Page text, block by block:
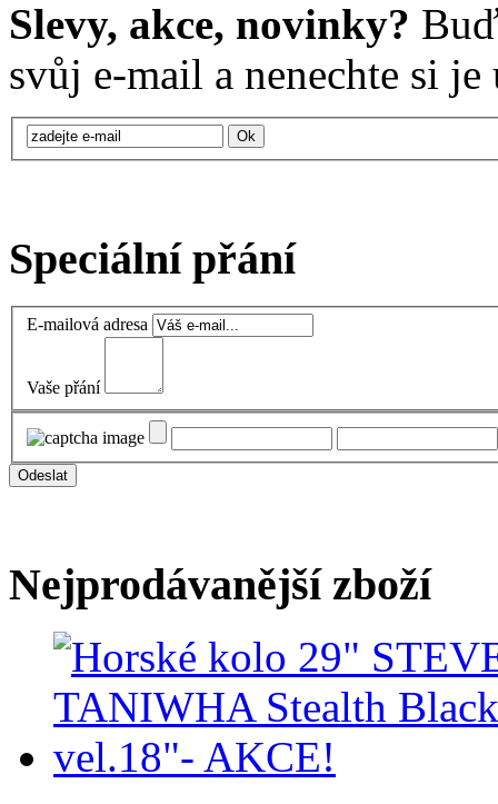
Slevy, akce, novinky?
svůj e-mail a nenechte si
Speciální přání
E-mailová adresa
Vaše přání
Nejprodávanější zboží